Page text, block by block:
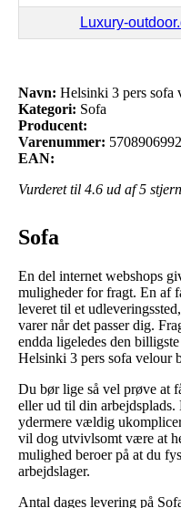
Luxury-
Navn: Helsinki 3 pers sofa
Kategori: Sofa
Producent:
Varenummer:
EAN:
Vurderet til 4.6 ud af 5
Sofa
En del internet webshops
muligheder for fragt. En af
leveret til et
varer når det passer dig.
endda ligeledes den
Helsinki 3 pers sofa velour
Du bør lige så vel prøve at
eller ud til din arbejdsplads.
ydermere vældig
vil dog utvivlsomt være at
mulighed beroer på at du
arbejdslager.
Antal dages levering på